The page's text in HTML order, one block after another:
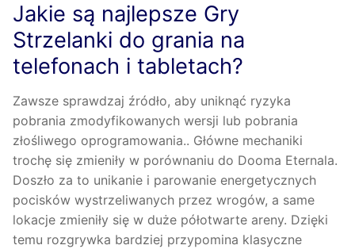
Jakie są najlepsze Gry
Strzelanki do grania na
telefonach i tabletach?
Zawsze sprawdzaj źródło, aby uniknąć ryzyka
pobrania zmodyfikowanych wersji lub pobrania
złośliwego oprogramowania.. Główne mechaniki
trochę się zmieniły w porównaniu do Dooma Eternala.
Doszło za to unikanie i parowanie energetycznych
pocisków wystrzeliwanych przez wrogów, a same
lokacje zmieniły się w duże półotwarte areny. Dzięki
temu rozgrywka bardziej przypomina klasyczne